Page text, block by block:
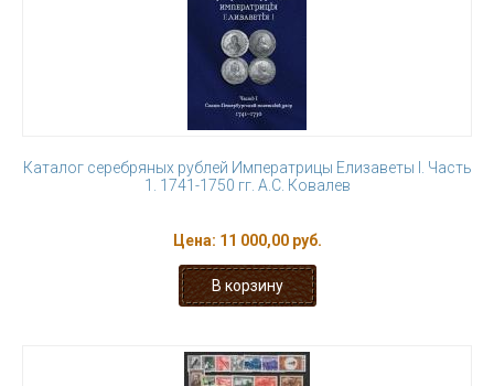
Каталог серебряных рублей Императрицы Елизаветы I. Часть
1. 1741-1750 гг. А.С. Ковалев
Цена: 11 000,00 руб.